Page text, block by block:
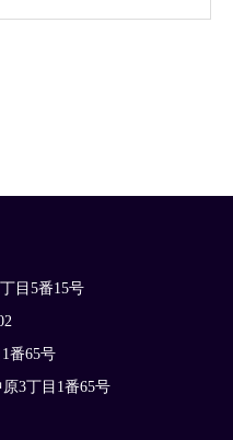
目5番15号
番65号
3丁目1番65号